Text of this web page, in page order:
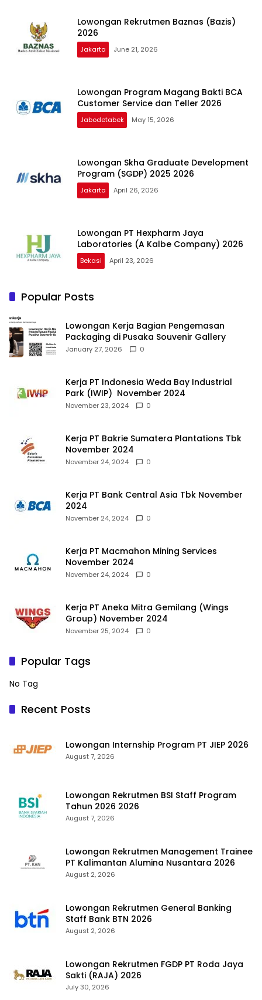
Lowongan Rekrutmen Baznas (Bazis)
2026
Jakarta June 21, 2026
Lowongan Program Magang Bakti BCA
Customer Service dan Teller 2026
Jabodetabek May 15, 2026
Lowongan Skha Graduate Development
Program (SGDP) 2025 2026
Jakarta April 26, 2026
Lowongan PT Hexpharm Jaya
Laboratories (A Kalbe Company) 2026
Bekasi April 23, 2026
Popular Posts
Lowongan Kerja Bagian Pengemasan
Packaging di Pusaka Souvenir Gallery
January 27, 2026 0
Kerja PT Indonesia Weda Bay Industrial
Park (IWIP) November 2024
November 23, 2024 0
Kerja PT Bakrie Sumatera Plantations Tbk
November 2024
November 24, 2024 0
Kerja PT Bank Central Asia Tbk November
2024
November 24, 2024 0
Kerja PT Macmahon Mining Services
November 2024
November 24, 2024 0
Kerja PT Aneka Mitra Gemilang (Wings
Group) November 2024
November 25, 2024 0
Popular Tags
No Tag
Recent Posts
Lowongan Internship Program PT JIEP 2026
August 7, 2026
Lowongan Rekrutmen BSI Staff Program
Tahun 2026 2026
August 7, 2026
Lowongan Rekrutmen Management Trainee
PT Kalimantan Alumina Nusantara 2026
August 2, 2026
Lowongan Rekrutmen General Banking
Staff Bank BTN 2026
August 2, 2026
Lowongan Rekrutmen FGDP PT Roda Jaya
Sakti (RAJA) 2026
July 30, 2026